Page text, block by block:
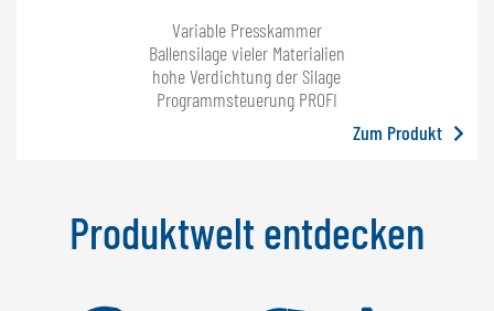
Variable Presskammer
Ballensilage vieler Materialien
hohe Verdichtung der Silage
Programmsteuerung PROFI
Zum Produkt
Produktwelt entdecken